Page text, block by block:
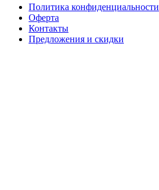
Политика конфиденциальности
Оферта
Контакты
Предложения и скидки